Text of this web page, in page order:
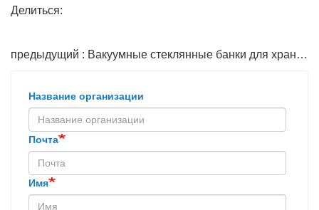
износостойкая, нелегко пробить. Практичный и
✅НЕ БОЮСЬХРАНЕНИЕ В ХОЛОДИЛЬНИКЕ ИЛИ
МОРОЗИЛЬНОЙ КАМЕРЕ
Делиться:
предыдущий : Вакуумные стеклянные банки для хранения
Название организации
Почта
Имя